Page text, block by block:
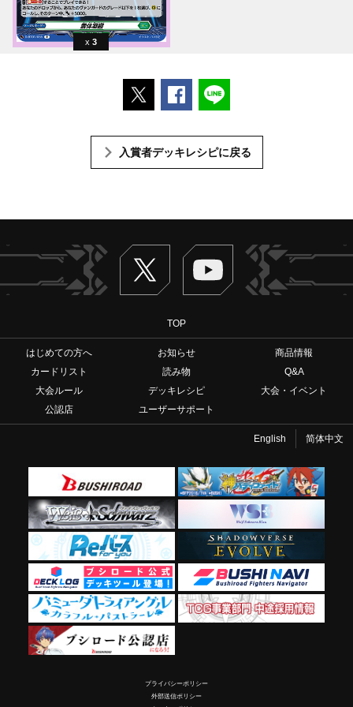
3
ポストするFacebookでシェアする
入賞者デッキレシピに戻る
Twitter ヴァンガードch
TOP
はじめての方へ お知らせ
商品情報
カードリスト
読み物
Q&A
大会ルール
デッキレシピ
大会・イベント
公認店
ユーザーサポート
English 简体中文
プライバシーポリシー
外部送信ポリシー